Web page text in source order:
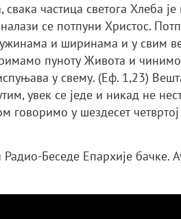
частица светога Хлеба
се потпуни Христос.
и ширинама и у свим
пуноту Живота и чинимо
у свему. (Еф. 1,23)
увек се једе и никад не
говоримо у шездесет
Беседе Епархије бачке.